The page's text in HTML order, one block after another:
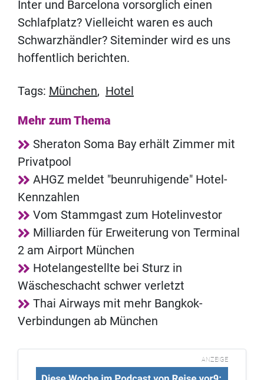
Inter und Barcelona vorsorglich einen
Schlafplatz? Vielleicht waren es auch
Schwarzhändler? Siteminder wird es uns
hoffentlich berichten.
Tags: München, Hotel
Mehr zum Thema
Sheraton Soma Bay erhält Zimmer mit
Privatpool
AHGZ meldet "beunruhigende" Hotel-
Kennzahlen
Vom Stammgast zum Hotelinvestor
Milliarden für Erweiterung von Terminal
2 am Airport München
Hotelangestellte bei Sturz in
Wäscheschacht schwer verletzt
Thai Airways mit mehr Bangkok-
Verbindungen ab München
ANZEIGE